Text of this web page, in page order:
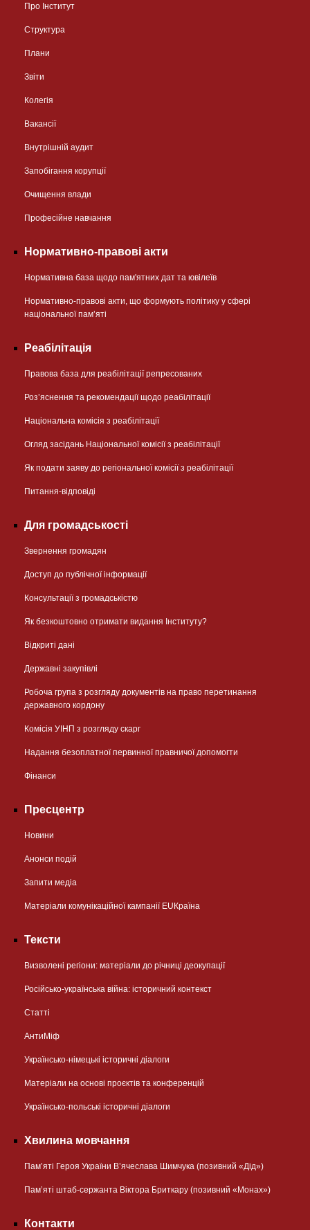
Про Інститут
Структура
Плани
Звіти
Колегія
Вакансії
Внутрішній аудит
Запобігання корупції
Очищення влади
Професійне навчання
Нормативно-правові акти
Нормативна база щодо пам'ятних дат та ювілеїв
Нормативно-правові акти, що формують політику у сфері
національної памʼяті
Реабілітація
Правова база для реабілітації репресованих
Розʼяснення та рекомендації щодо реабілітації
Національна комісія з реабілітації
Огляд засідань Національної комісії з реабілітації
Як подати заяву до регіональної комісії з реабілітації
Питання-відповіді
Для громадськості
Звернення громадян
Доступ до публічної інформації
Консультації з громадськістю
Як безкоштовно отримати видання Інституту?
Відкриті дані
Державні закупівлі
Робоча група з розгляду документів на право перетинання
державного кордону
Комісія УІНП з розгляду скарг
Надання безоплатної первинної правничої допомогти
Фінанси
Пресцентр
Новини
Анонси подій
Запити медіа
Матеріали комунікаційної кампанії EUКраїна
Тексти
Визволені регіони: матеріали до річниці деокупації
Російсько-українська війна: історичний контекст
Статті
АнтиМіф
Українсько-німецькі історичні діалоги
Матеріали на основі проєктів та конференцій
Українсько-польські історичні діалоги
Хвилина мовчання
Пам’яті Героя України В’ячеслава Шимчука (позивний «Дід»)
Пам’яті штаб-сержанта Віктора Бриткару (позивний «Монах»)
Контакти